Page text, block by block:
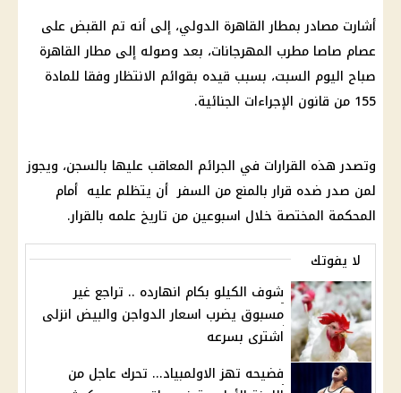
أشارت مصادر بمطار القاهرة الدولي، إلى أنه تم القبض على
عصام صاصا مطرب المهرجانات، بعد وصوله إلى مطار القاهرة
صباح اليوم السبت، بسبب قيده بقوائم الانتظار وفقا للمادة
155 من قانون الإجراءات الجنائية.
وتصدر هذه القرارات في الجرائم المعاقب عليها بالسجن، ويجوز
لمن صدر ضده قرار بالمنع من السفر أن يتظلم عليه أمام
المحكمة المختصة خلال اسبوعين من تاريخ علمه بالقرار.
لا يفوتك
شوف الكيلو بكام انهارده .. تراجع غير
مسبوق يضرب اسعار الدواجن والبيض انزلى
اشترى بسرعه
فضيحه تهز الاولمبياد... تحرك عاجل من